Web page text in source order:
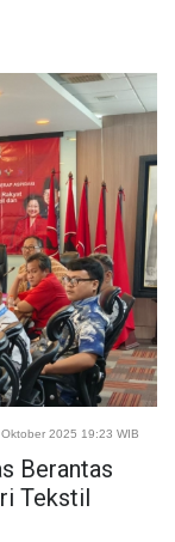
2025 19:23 WIB
Berantas
Tekstil